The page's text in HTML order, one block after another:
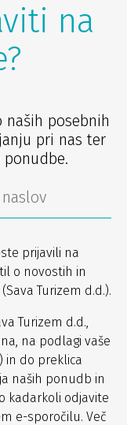
na
naših posebnih
pri nas ter
prijavili na
o novostih in
Turizem d.d.).
Turizem d.d.,
na podlagi vaše
in do preklica
naših ponudb in
kadarkoli odjavite
e-sporočilu. Več